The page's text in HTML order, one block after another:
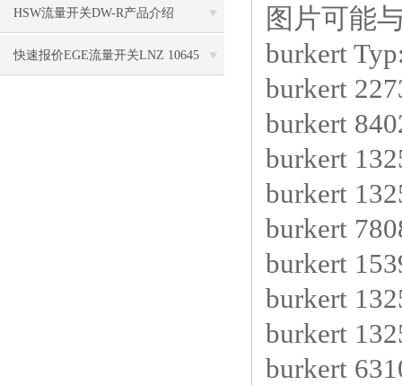
介绍
HSW流量开关DW-R产品介绍
快速报价EGE流量开关LNZ 10645
图片可能
burkert
burkert
burkert
burkert
burkert
burkert
burkert
burkert
burkert
burkert